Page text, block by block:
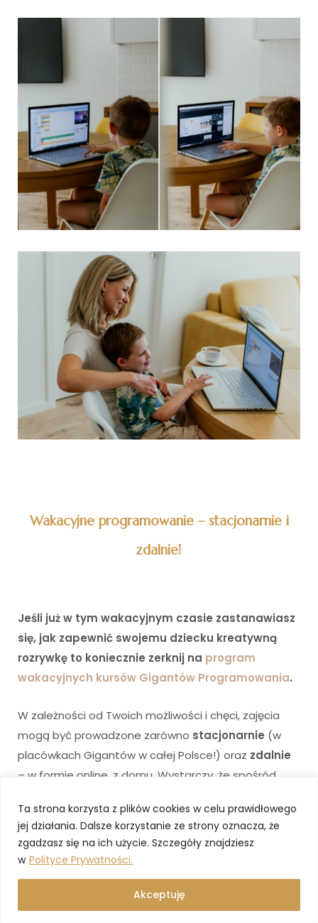
Ta strona korzysta z plików cookies w celu prawidłowego
jej działania. Dalsze korzystanie ze strony oznacza, że
zgadzasz się na ich użycie. Szczegóły znajdziesz
w Polityce Prywatności.
Akceptuję
Wakacyjne programowanie – stacjonarnie i
zdalnie!
Jeśli już w tym wakacyjnym czasie zastanawiasz
się, jak zapewnić swojemu dziecku kreatywną
rozrywkę to koniecznie zerknij na program
wakacyjnych kursów Gigantów Programowania.
W zależności od Twoich możliwości i chęci, zajęcia
mogą być prowadzone zarówno stacjonarnie (w
placówkach Gigantów w całej Polsce!) oraz zdalnie
– w formie online, z domu. Wystarczy, że spośród
możesz filtrować również według czterech
kategorii wiekowych oraz wielu opcji
tematycznych.Taki wakacyjny kurs składa się z 5
możesz zapisać dziecko na kolejny poziom kursu.